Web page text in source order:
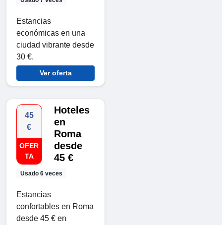
Estancias
económicas en una
ciudad vibrante desde
30 €.
Ver oferta
45
€
OFER
TA
Usado 6 veces
Hoteles
en
Roma
desde
45 €
Estancias
confortables en Roma
desde 45 € en